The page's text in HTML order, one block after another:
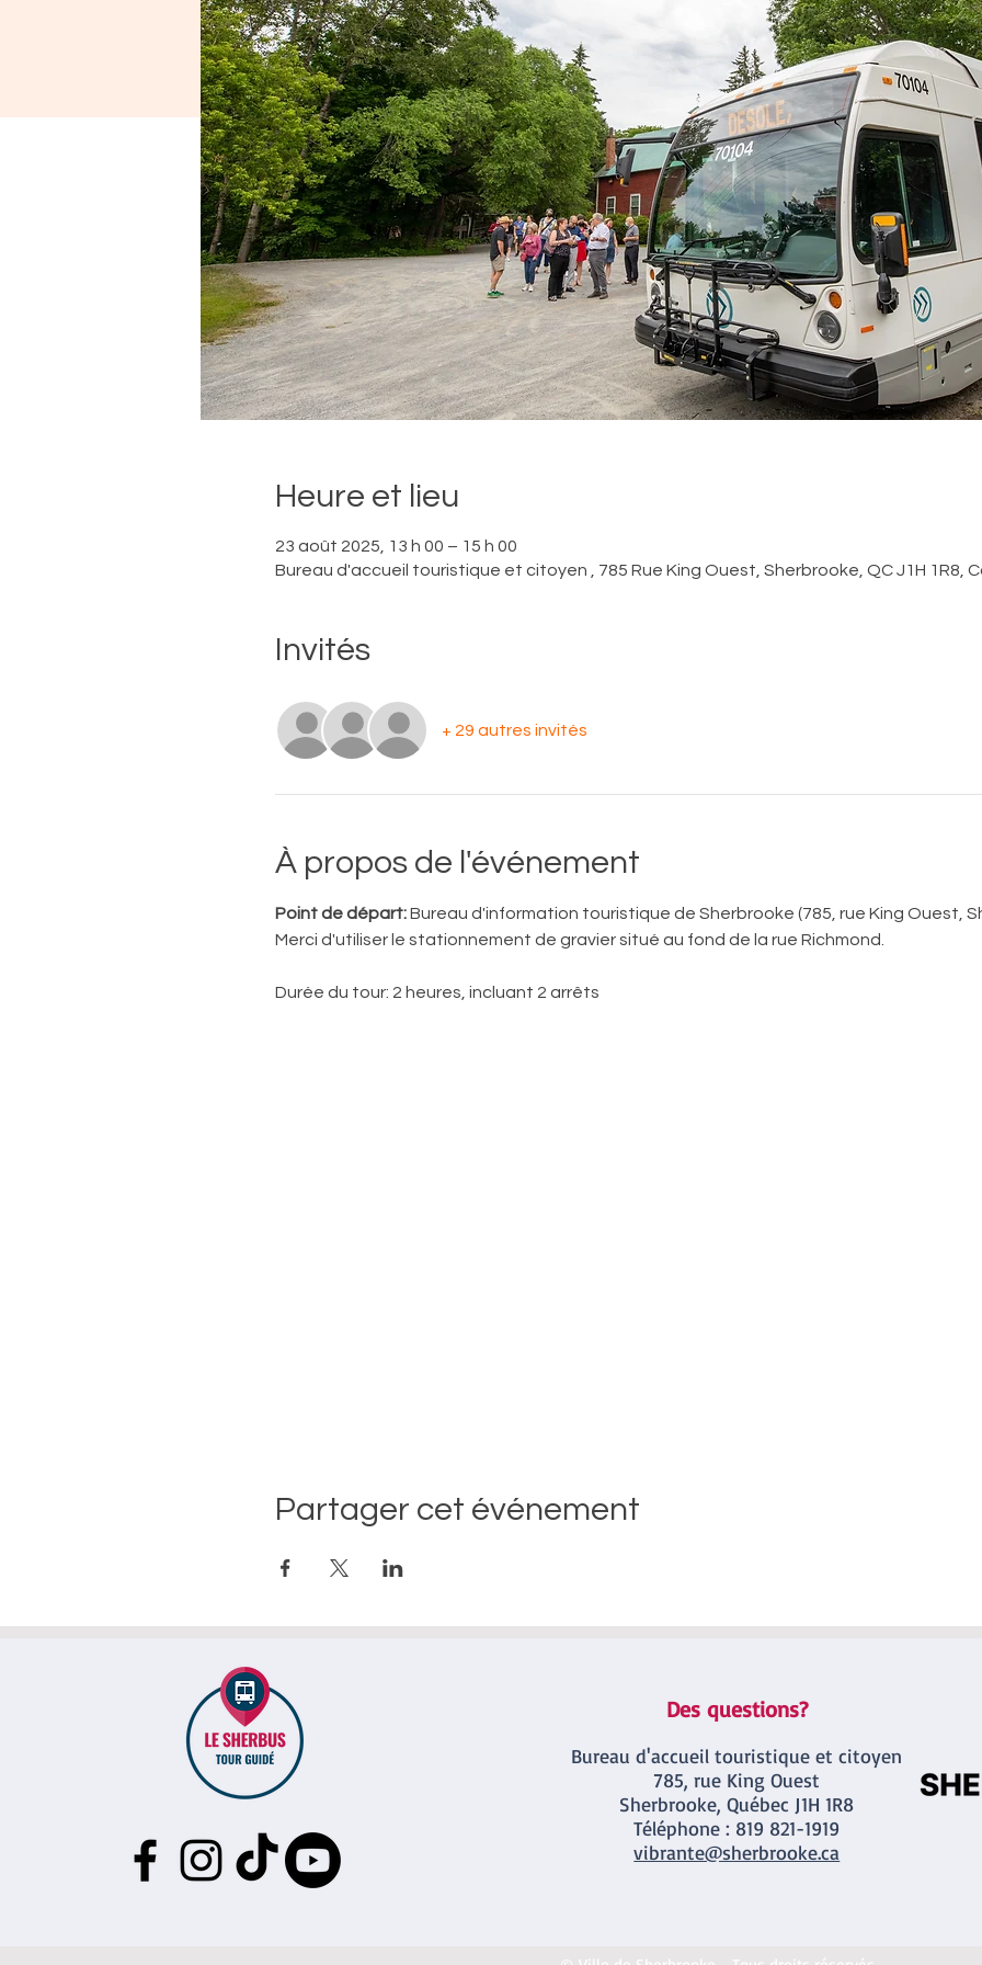
Heure et lieu
23 août 2025, 13 h 00 – 15 h 00
Bureau d'accueil touristique et citoyen , 785 Rue King Ouest, Sherbrooke, QC J1H 1R8,
Invités
+ 29 autres invités
À propos de l'événement
Point de départ: Bureau d'information touristique de Sherbrooke (785, rue King Ouest,
Merci d'utiliser le stationnement de gravier situé au fond de la rue Richmond.
Durée du tour: 2 heures, incluant 2 arrêts
Partager cet événement
Des questions?
Bureau d'accueil touristique et citoyen
785, rue King Ouest
Sherbrooke, Québec J1H 1R8
Téléphone : 819 821-1919
vibrante@sherbrooke.ca